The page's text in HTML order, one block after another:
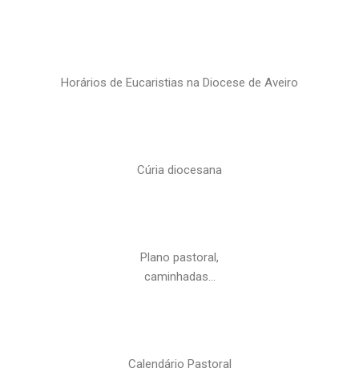
Horários de Eucaristias na Diocese de Aveiro
Cúria diocesana
Plano pastoral,
caminhadas…
Calendário Pastoral